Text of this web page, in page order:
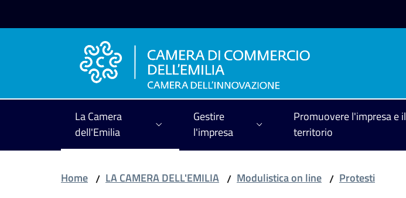
La Camera
dell'Emilia
Gestire
l'impresa
Promuovere l'impresa e il
territorio
Home / LA CAMERA DELL'EMILIA / Modulistica on line / Protesti